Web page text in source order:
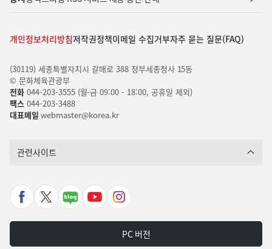
개인정보처리방침저작권정책이메일 수집거부자주 묻는 질문(FAQ)
(30119) 세종특별자치시 갈매로 388 정부세종청사 15동
© 문화체육관광부
전화044-203-3555 (월-금 09:00 - 18:00, 공휴일 제외)
팩스044-203-3488
대표메일 webmaster@korea.kr
관련사이트
페
X
네
유
인
타
그
PC 버전